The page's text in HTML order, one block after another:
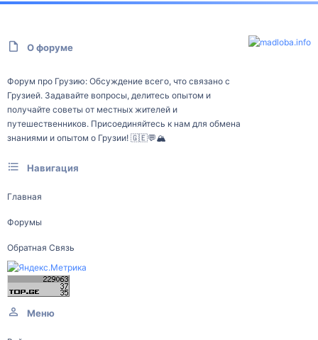
О форуме
Форум про Грузию: Обсуждение всего, что связано с
Грузией. Задавайте вопросы, делитесь опытом и
получайте советы от местных жителей и
путешественников. Присоединяйтесь к нам для обмена
знаниями и опытом о Грузии! 🇬🇪💬🏔️
Навигация
Главная
Форумы
Обратная Связь
Меню